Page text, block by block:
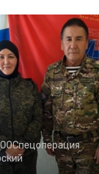
Спецоперация